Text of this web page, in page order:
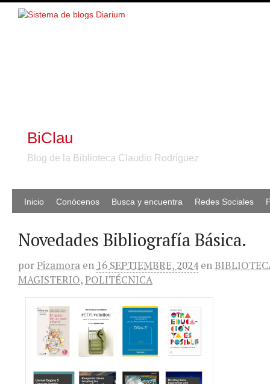
BiClau
Blog de la Biblioteca Claudio Rodríguez
Inicio Conócenos Busca y encuentra Redes Sociales
Novedades Bibliografía Básica.
porPizamora en 16 SEPTIEMBRE, 2024 en
MAGISTERIO,POLITÉCNICA